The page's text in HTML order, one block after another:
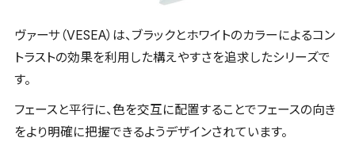
ヴァーサ（VESEA）は、ブラックとホワイトのカラーによるコン
トラストの効果を利用した構えやすさを追求したシリーズで
す。
フェースと平行に、色を交互に配置することでフェースの向き
をより明確に把握できるようデザインされています。